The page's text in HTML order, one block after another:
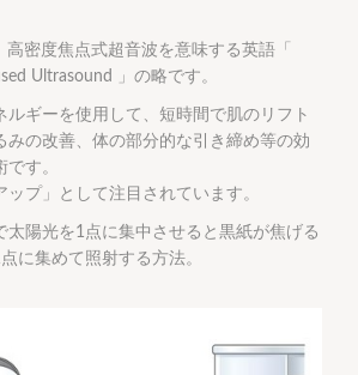
高密度焦点式超音波を意味する英語「
Ultrasound 」の略です。
ルギーを使用して、短時間で肌のリフト
みの改善、体の部分的な引き締め等の効
す。
ップ」として注目されています。
太陽光を1点に集中させると黒紙が焦げる
に集めて照射する方法。